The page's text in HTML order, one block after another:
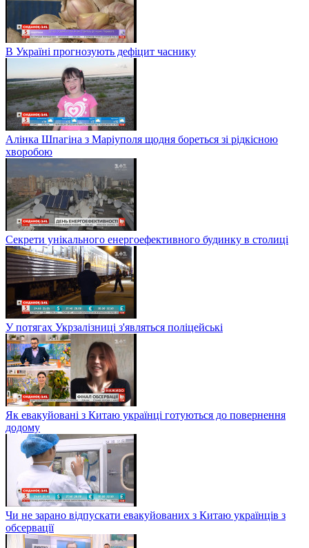
В Україні прогнозують дефіцит часнику
Алінка Шпагіна з Маріуполя щодня бореться зі рідкісною
хворобою
Секрети унікального енергоефективного будинку в столиці
У потягах Укрзалізниці з'являться поліцейські
Як евакуйовані з Китаю українці готуються до повернення
додому
Чи не зарано відпускати евакуйованих з Китаю українців з
обсервації